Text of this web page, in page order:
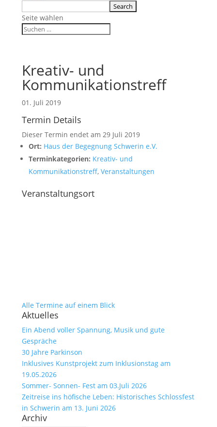
Seite wählen
Kreativ- und
Kommunikationstreff
01. Juli 2019
Termin Details
Dieser Termin endet am 29 Juli 2019
Ort: Haus der Begegnung Schwerin e.V.
Terminkategorien: Kreativ- und
Kommunikationstreff, Veranstaltungen
Veranstaltungsort
Alle Termine auf einem Blick
Aktuelles
Ein Abend voller Spannung, Musik und gute
Gespräche
30 Jahre Parkinson
Inklusives Kunstprojekt zum Inklusionstag am
19.05.2026
Sommer- Sonnen- Fest am 03.Juli 2026
Zeitreise ins höfische Leben: Historisches Schlossfest
in Schwerin am 13. Juni 2026
Archiv